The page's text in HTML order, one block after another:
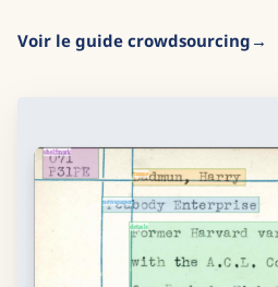
Voir le guide crowdsourcing